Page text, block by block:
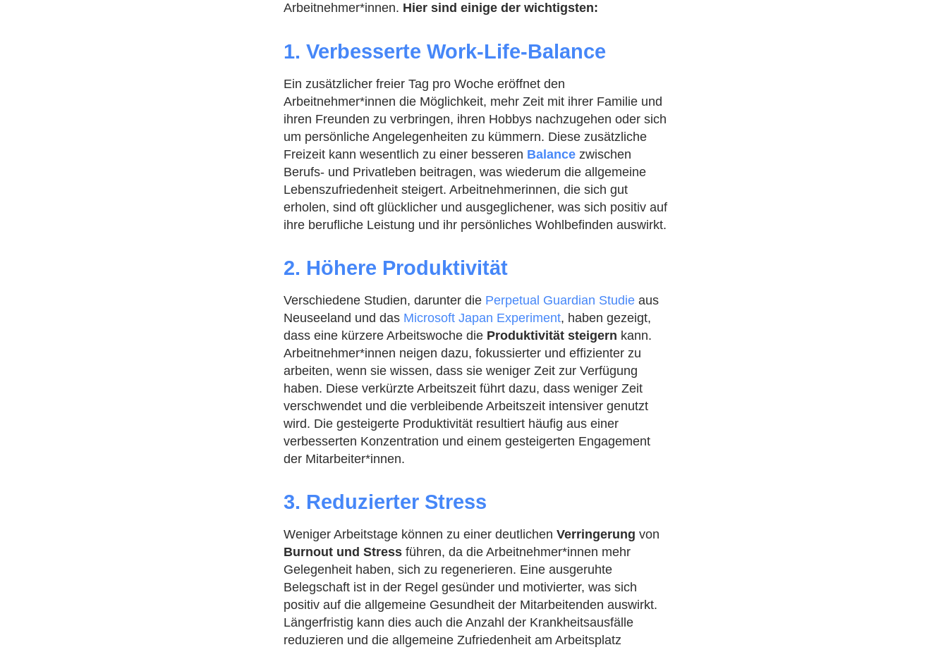
Arbeitnehmer*innen. Hier sind einige der wichtigsten:
1. Verbesserte Work-Life-Balance
Ein zusätzlicher freier Tag pro Woche eröffnet den
Arbeitnehmer*innen die Möglichkeit, mehr Zeit mit ihrer Familie und
ihren Freunden zu verbringen, ihren Hobbys nachzugehen oder sich
um persönliche Angelegenheiten zu kümmern. Diese zusätzliche
Freizeit kann wesentlich zu einer besseren Balance zwischen
Berufs- und Privatleben beitragen, was wiederum die allgemeine
Lebenszufriedenheit steigert. Arbeitnehmerinnen, die sich gut
erholen, sind oft glücklicher und ausgeglichener, was sich positiv auf
ihre berufliche Leistung und ihr persönliches Wohlbefinden auswirkt.
2. Höhere Produktivität
Verschiedene Studien, darunter die Perpetual Guardian Studie aus
Neuseeland und das Microsoft Japan Experiment, haben gezeigt,
dass eine kürzere Arbeitswoche die Produktivität steigern kann.
Arbeitnehmer*innen neigen dazu, fokussierter und effizienter zu
arbeiten, wenn sie wissen, dass sie weniger Zeit zur Verfügung
haben. Diese verkürzte Arbeitszeit führt dazu, dass weniger Zeit
verschwendet und die verbleibende Arbeitszeit intensiver genutzt
wird. Die gesteigerte Produktivität resultiert häufig aus einer
verbesserten Konzentration und einem gesteigerten Engagement
der Mitarbeiter*innen.
3. Reduzierter Stress
Weniger Arbeitstage können zu einer deutlichenVerringerungvon
Burnout und Stress führen, da die Arbeitnehmer*innen mehr
Gelegenheit haben, sich zu regenerieren. Eine ausgeruhte
Belegschaft ist in der Regel gesünder und motivierter, was sich
positiv auf die allgemeine Gesundheit der Mitarbeitenden auswirkt.
Längerfristig kann dies auch die Anzahl der Krankheitsausfälle
reduzieren und die allgemeine Zufriedenheit am Arbeitsplatz